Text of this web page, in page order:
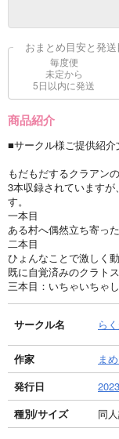
おまとめ目安と発送
毎度便
未定から
5日以内に発送
商品紹介
■サークル様ご提供紹介
もだもだするクラアン
3本収録されています
す。
一本目
ある村へ偶然立ち寄っ
二本目
ひょんなことで激しく
既に自覚済みのクラト
三本目：いちゃいちゃし
サークル名 ら
作家
ま
発行日
種別/サイズ
同